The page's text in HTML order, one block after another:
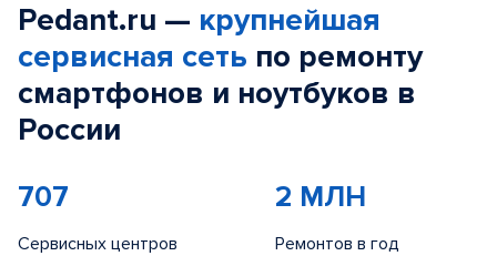
Pedant.ru — крупнейшая
сервисная сеть по ремонту
смартфонов и ноутбуков в
России
707
Сервисных центров
2 МЛН
Ремонтов в год